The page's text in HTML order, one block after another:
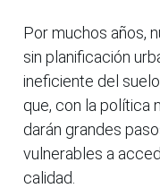
Por muchos años,
sin planificación
ineficiente del
que, con la política
darán grandes
vulnerables a
calidad.